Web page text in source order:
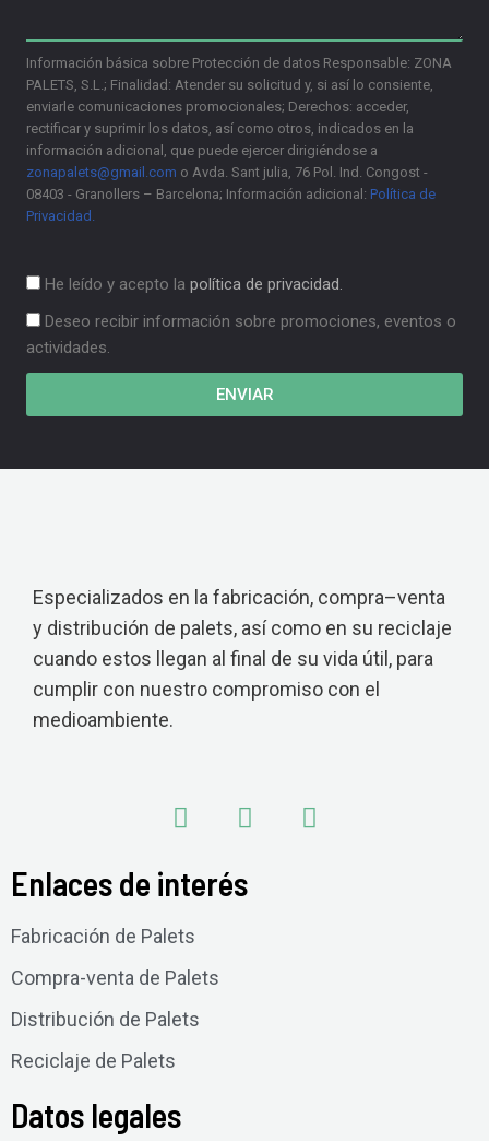
Información básica sobre Protección de datos Responsable: ZONA
PALETS, S.L.; Finalidad: Atender su solicitud y, si así lo consiente,
enviarle comunicaciones promocionales; Derechos: acceder,
rectificar y suprimir los datos, así como otros, indicados en la
información adicional, que puede ejercer dirigiéndose a
zonapalets@gmail.com o Avda. Sant julia, 76 Pol. Ind. Congost -
08403 - Granollers – Barcelona; Información adicional: Política de
Privacidad.
He leído y acepto la política de privacidad.
Deseo recibir información sobre promociones, eventos o
actividades.
ENVIAR
Especializados en la fabricación, compra–venta
y distribución de palets, así como en su reciclaje
cuando estos llegan al final de su vida útil, para
cumplir con nuestro compromiso con el
medioambiente.
Enlaces de interés
Fabricación de Palets
Compra-venta de Palets
Distribución de Palets
Reciclaje de Palets
Datos legales